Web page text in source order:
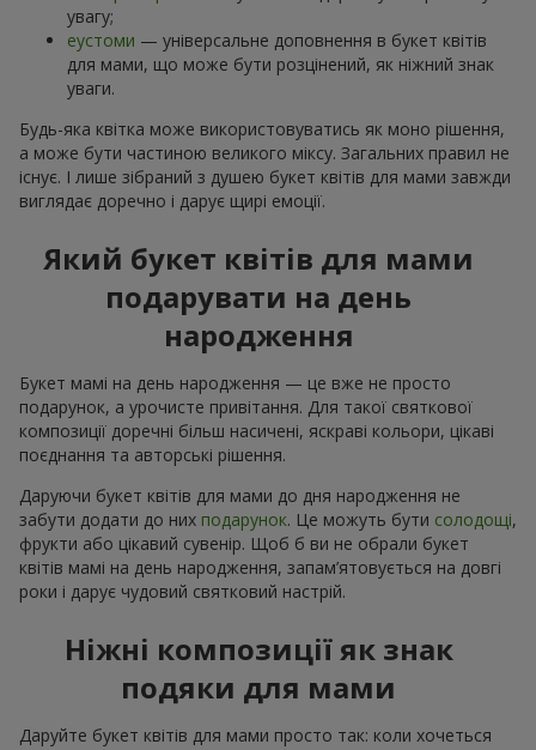
увагу;
еустоми — універсальне доповнення в букет квітів
для мами, що може бути розцінений, як ніжний знак
уваги.
Будь-яка квітка може використовуватись як моно рішення,
а може бути частиною великого міксу. Загальних правил не
існує. І лише зібраний з душею букет квітів для мами завжди
виглядає доречно і дарує щирі емоції.
Який букет квітів для мами
подарувати на день
народження
Букет мамі на день народження — це вже не просто
подарунок, а урочисте привітання. Для такої святкової
композиції доречні більш насичені, яскраві кольори, цікаві
поєднання та авторські рішення.
Даруючи букет квітів для мами до дня народження не
забути додати до них подарунок. Це можуть бути солодощі,
фрукти або цікавий сувенір. Щоб б ви не обрали букет
квітів мамі на день народження, запам’ятовується на довгі
роки і дарує чудовий святковий настрій.
Ніжні композиції як знак
подяки для мами
Даруйте букет квітів для мами просто так: коли хочеться